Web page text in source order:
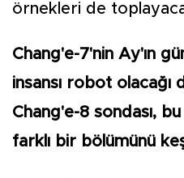
örnekleri de
Chang'e-7'nin Ay'ın
insansı robot olacağı
Chang'e-8 sondası,
farklı bir bölümünü